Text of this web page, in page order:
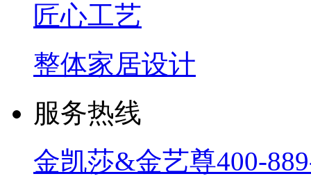
匠心工艺
整体家居设计
服务热线
金凯莎&金艺尊400-